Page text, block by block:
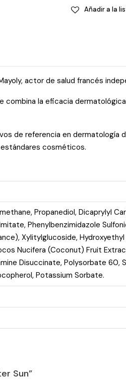
Sun
Añadir a la
actor de salud francés
combina la eficacia
de referencia en dermatología
cosméticos.
Propanediol, Dicaprylyl
Phenylbenzimidazole
Xylitylglucoside,
Nucifera (Coconut) Fruit
Disuccinate, Polysorbate 60,
Potassium Sorbate.
Sun”